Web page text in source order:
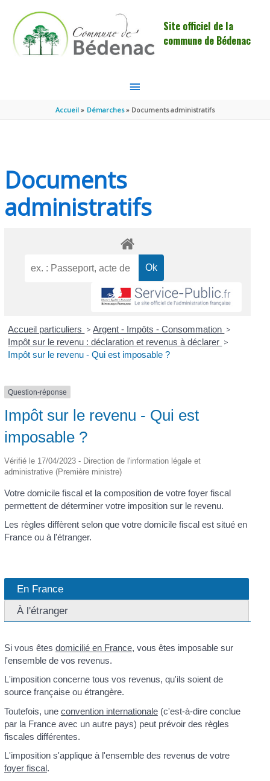
Site officiel de la
commune de Bédenac
MENU
PRINCIPAL
Accueil Démarches Documents administratifs
Documents
administratifs
Accueil particuliers > Argent - Impôts - Consommation >
Impôt sur le revenu : déclaration et revenus à déclarer >
Impôt sur le revenu - Qui est imposable ?
Question-réponse
Impôt sur le revenu - Qui est
imposable ?
Vérifié le 17/04/2023 - Direction de l'information légale et
administrative (Première ministre)
Votre domicile fiscal et la composition de votre foyer fiscal
permettent de déterminer votre imposition sur le revenu.
Les règles diffèrent selon que votre domicile fiscal est situé en
France ou à l'étranger.
En France
À l'étranger
Si vous êtes domicilié en France, vous êtes imposable sur
l'ensemble de vos revenus.
L'imposition concerne tous vos revenus, qu'ils soient de
source française ou étrangère.
Toutefois, une convention internationale(c'est-à-dire conclue
par la France avec un autre pays) peut prévoir des règles
fiscales différentes.
L'imposition s'applique à l'ensemble des revenus de votre
foyer fiscal.